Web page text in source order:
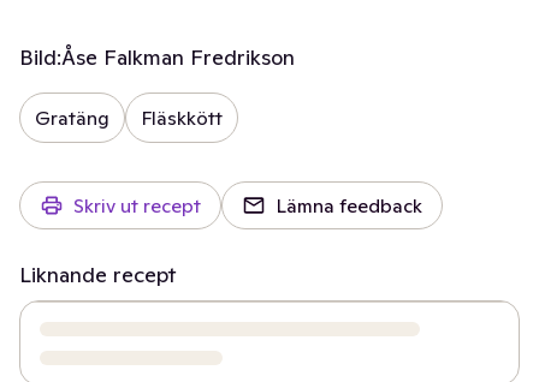
Bild:Åse Falkman Fredrikson
Gratäng Fläskkött
Skriv ut recept Lämna feedback
Liknande recept